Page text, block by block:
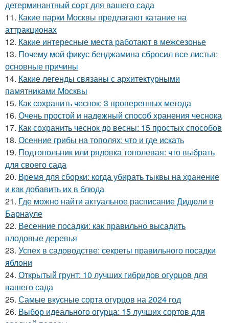
детерминантный сорт для вашего сада
11. Какие парки Москвы предлагают катание на
аттракционах
12. Какие интересные места работают в межсезонье
13. Почему мой фикус бенджамина сбросил все листья:
основные причины
14. Какие легенды связаны с архитектурными
памятниками Москвы
15. Как сохранить чеснок: 3 проверенных метода
16. Очень простой и надежный способ хранения чеснока
17. Как сохранить чеснок до весны: 15 простых способов
18. Осенние грибы на тополях: что и где искать
19. Подтопольник или рядовка тополевая: что выбрать
для своего сада
20. Время для сборки: когда убирать тыквы на хранение
и как добавить их в блюда
21. Где можно найти актуальное расписание Дидюли в
Барнауле
22. Весенние посадки: как правильно высадить
плодовые деревья
23. Успех в садоводстве: секреты правильного посадки
яблони
24. Открытый грунт: 10 лучших гибридов огурцов для
вашего сада
25. Самые вкусные сорта огурцов на 2024 год
26. Выбор идеального огурца: 15 лучших сортов для